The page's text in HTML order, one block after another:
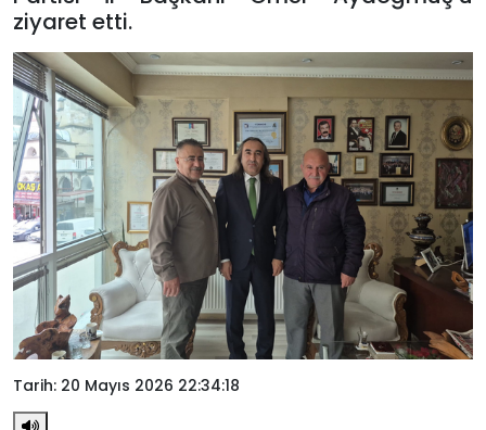
ziyaret etti.
Tarih: 20 Mayıs 2026 22:34:18